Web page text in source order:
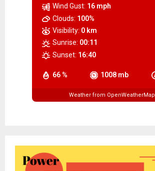
66 % 1008 mb
Wind Gust: 16 mph
Clouds: 100%
Visibility: 0 km
Sunrise: 00:11
Sunset: 16:40
Weather from OpenWeatherMap